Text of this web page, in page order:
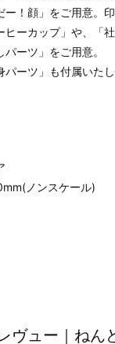
ー！顔」をご用意。
ヒーカップ」や、「
ーツ」をご用意。
ーツ」も付属いたし
ノンスケール)
ヴュー｜ねん